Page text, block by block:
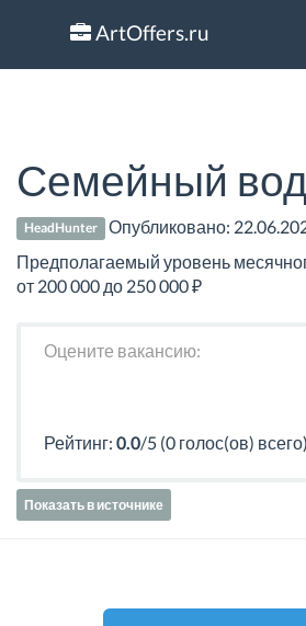
ArtOffers.ru
Семейный
HeadHunter Опубликовано:
Предполагаемый уровень
от 200 000 до 250 000 ₽
Оцените вакансию:
Рейтинг: 0.0/5 (0 голос(ов) всего)
Показать в источнике